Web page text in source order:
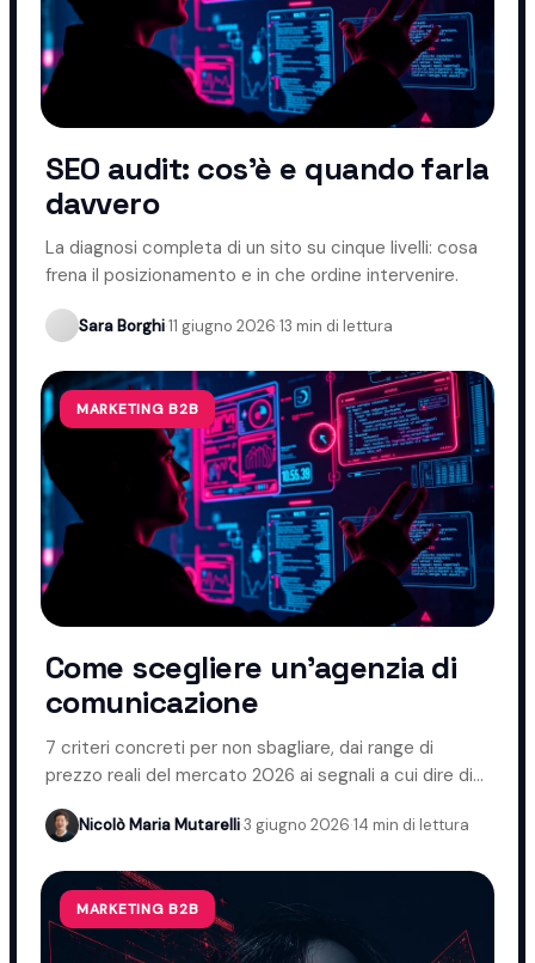
SEO audit: cos'è e quando farla
davvero
La diagnosi completa di un sito su cinque livelli: cosa
frena il posizionamento e in che ordine intervenire.
Sara Borghi·11 giugno 2026·13 min di lettura
MARKETING B2B
Come scegliere un'agenzia di
comunicazione
7 criteri concreti per non sbagliare, dai range di
prezzo reali del mercato 2026 ai segnali a cui dire di
Nicolò Maria Mutarelli·3 giugno 2026·14 min di lettura
MARKETING B2B